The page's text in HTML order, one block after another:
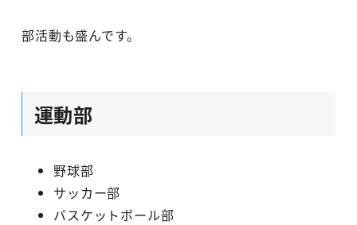
部活動も盛んです。
運動部
野球部
サッカー部
バスケットボール部